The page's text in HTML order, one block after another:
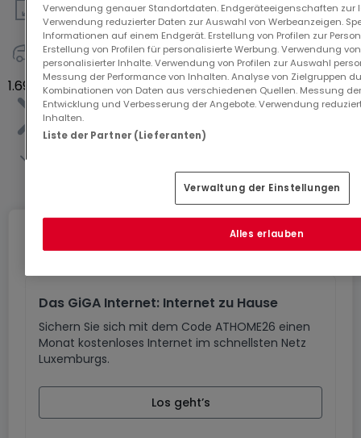
166m²
2
1.691.173 €
Gesamte Liste anzeigen
Internet
Das GiGA Internet: Internet zu Hause
Sichern Sie sich mit dem Code ATHOME26 einen
Monat kostenloses Internet im schnellsten Netz
Luxemburgs.
Los geht’s
Verwendung genauer Standortdaten. Endgeräteeigenschaften zur
Verwendung reduzierter Daten zur Auswahl von Werbeanzeigen.
Informationen auf einem Endgerät. Erstellung von Profilen zur
Erstellung von Profilen für personalisierte Werbung. Verwendung
personalisierter Inhalte. Verwendung von Profilen zur Auswahl
Messung der Performance von Inhalten. Analyse von Zielgruppen
Kombinationen von Daten aus verschiedenen Quellen. Messung
Entwicklung und Verbesserung der Angebote. Verwendung
Inhalten.
Liste der Partner (Lieferanten)
Verwaltung der Einstellungen
Alles erlauben